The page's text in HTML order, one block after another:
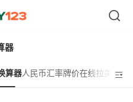
器
算器人民币汇率牌价在线拉美汇率